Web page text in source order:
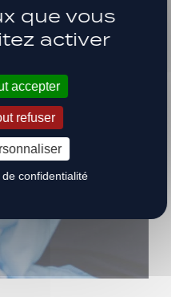
que vous
activer
accepter
refuser
de confidentialité